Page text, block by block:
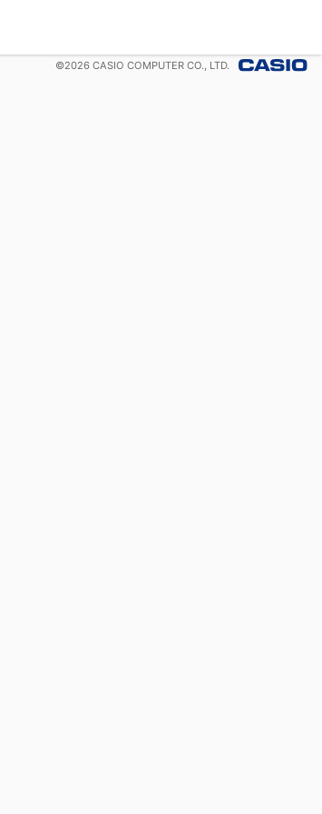
©2026 CASIO COMPUTER CO., LTD.